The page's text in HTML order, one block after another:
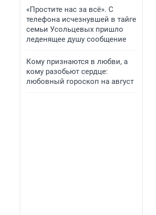
«Простите нас за всё». С
телефона исчезнувшей в тайге
семьи Усольцевых пришло
леденящее душу сообщение
Кому признаются в любви, а
кому разобьют сердце:
любовный гороскоп на август